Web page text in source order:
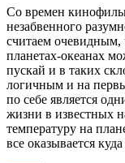
Со времен
незабвенного
считаем
планетах-океанах
пускай и в таких
логичным и на
по себе является
жизни в известных
температуру на
все оказывается